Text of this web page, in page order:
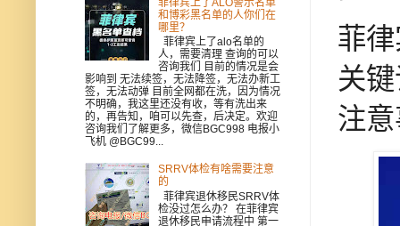
菲
关
注
菲律宾上了ALO警示名单
和博彩黑名单的人你们在
哪里？
菲律宾上了alo名单的
人，需要清理 查询的可以
咨询我们 目前的情况是会
影响到 无法续签，无法降签，无法办新工
签，无法动弹 目前全网都在洗，因为情况
不明确，我这里还没有收，等有洗出来
的，再告知，咱可以先查，后决定。欢迎
咨询我们了解更多，微信BGC998 电报小
飞机 @BGC99...
SRRV体检有啥需要注意
的
菲律宾退休移民SRRV体
检没过怎么办？ 在菲律宾
退休移民申请流程中 第一